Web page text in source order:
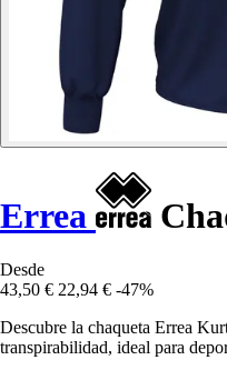
Errea
Desde
43,50 € 22,94 € -47%
Descubre la chaqueta Errea
transpirabilidad, ideal para